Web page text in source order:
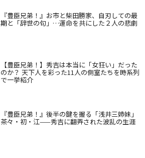
『豊臣兄弟！』お市と柴田勝家、自刃しての最
期と「辞世の句」…運命を共にした２人の悲劇
【豊臣兄弟！】秀吉は本当に「女狂い」だった
のか？ 天下人を彩った11人の側室たちを時系列
で一挙紹介
『豊臣兄弟！』後半の鍵を握る「浅井三姉妹」
茶々・初・江——秀吉に翻弄された波乱の生涯